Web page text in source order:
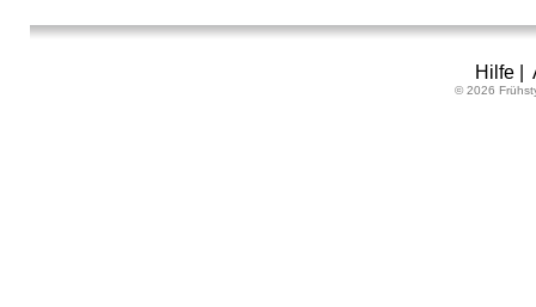
Hilfe|
© 2026